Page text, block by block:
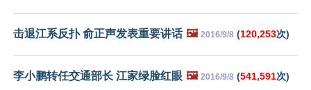
击退江系反扑 俞正声发表重要讲话 🖼️ 2016/9/8 (120,253次)
李小鹏转任交通部长 江家绿脸红眼 🖼️ 2016/9/8 (541,591次)